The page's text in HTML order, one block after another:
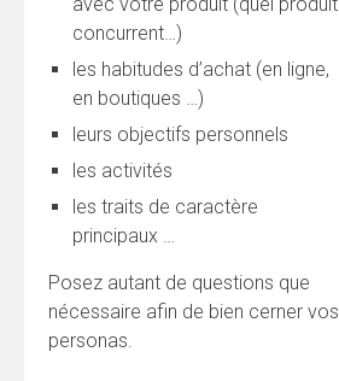
concurrent…)
les habitudes d’achat (en ligne,
en boutiques …)
leurs objectifs personnels
les activités
les traits de caractère
principaux …
Posez autant de questions que
nécessaire afin de bien cerner vos
personas.